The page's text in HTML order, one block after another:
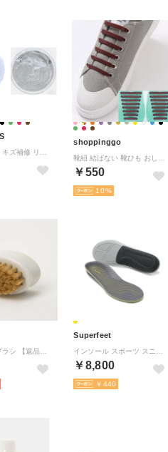
shoppinggo
￥550
10
Superfeet
￥8,800
￥440